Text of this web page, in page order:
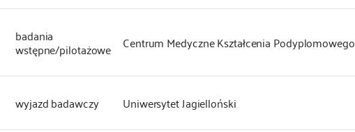
badania
wstępne/pilotażowe Centrum Medyczne Kształcenia Podyplomowego
wyjazd badawczy Uniwersytet Jagielloński